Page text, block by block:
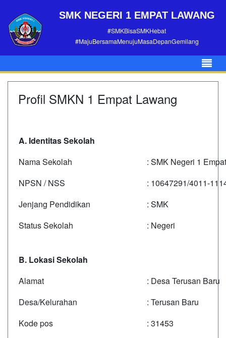
SMK NEGERI 1 EMPAT LAWANG
#SMKBisaSMKHebat
#MajuBersamaMenujuMasaDepanGemilang
Profil SMKN 1 Empat Lawang
A. Identitas Sekolah
Nama Sekolah
: SMK Negeri 1
NPSN / NSS
: 10647291/4011-
Jenjang Pendidikan
: SMK
Status Sekolah
: Negeri
B. Lokasi Sekolah
Alamat
: Desa Terusan Baru
Desa/Kelurahan
: Terusan Baru
Kode pos
: 31453